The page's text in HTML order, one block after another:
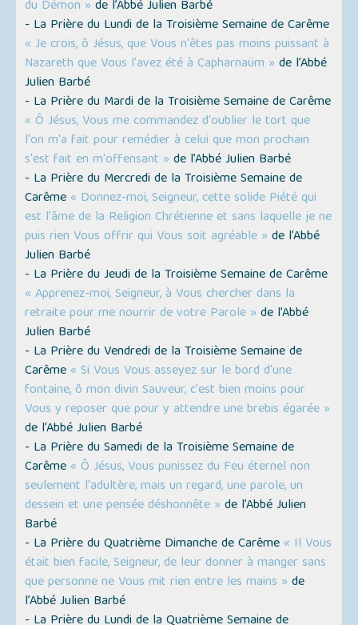
du Démon » de l’Abbé Julien Barbé
- La Prière du Lundi de la Troisième Semaine de Carême
« Je crois, ô Jésus, que Vous n'êtes pas moins puissant à
Nazareth que Vous l'avez été à Capharnaüm » de l’Abbé
Julien Barbé
- La Prière du Mardi de la Troisième Semaine de Carême
« Ô Jésus, Vous me commandez d'oublier le tort que
l'on m'a fait pour remédier à celui que mon prochain
s'est fait en m'offensant » de l’Abbé Julien Barbé
- La Prière du Mercredi de la Troisième Semaine de
Carême « Donnez-moi, Seigneur, cette solide Piété qui
est l'âme de la Religion Chrétienne et sans laquelle je ne
puis rien Vous offrir qui Vous soit agréable » de l’Abbé
Julien Barbé
- La Prière du Jeudi de la Troisième Semaine de Carême
« Apprenez-moi, Seigneur, à Vous chercher dans la
retraite pour me nourrir de votre Parole » de l’Abbé
Julien Barbé
- La Prière du Vendredi de la Troisième Semaine de
Carême « Si Vous Vous asseyez sur le bord d'une
fontaine, ô mon divin Sauveur, c'est bien moins pour
Vous y reposer que pour y attendre une brebis égarée »
de l’Abbé Julien Barbé
- La Prière du Samedi de la Troisième Semaine de
Carême « Ô Jésus, Vous punissez du Feu éternel non
seulement l'adultère, mais un regard, une parole, un
dessein et une pensée déshonnête » de l’Abbé Julien
Barbé
- La Prière du Quatrième Dimanche de Carême « Il Vous
était bien facile, Seigneur, de leur donner à manger sans
que personne ne Vous mit rien entre les mains » de
l’Abbé Julien Barbé